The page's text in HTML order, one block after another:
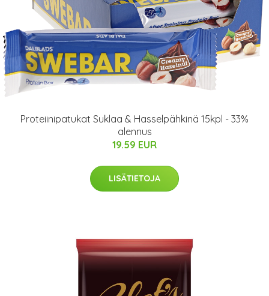
Proteiinipatukat Suklaa & Hasselpähkinä 15kpl - 33%
alennus
19.59 EUR
LISÄTIETOJA